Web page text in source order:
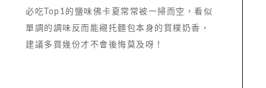
必吃Top1的鹽味佛卡夏常常被一掃而空，看似
單調的調味反而能襯托麵包本身的質樸奶香，
建議多買幾份才不會後悔莫及呀！